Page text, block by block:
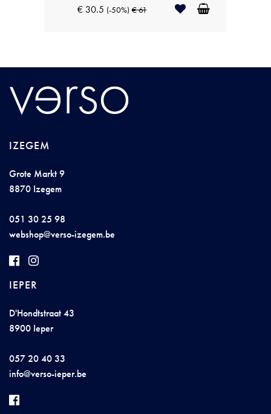
€ 30.5 (-50%) € 61
IZEGEM
Grote Markt 9
8870 Izegem
051 30 25 98
webshop@verso-izegem.be
IEPER
D'Hondtstraat 43
8900 Ieper
057 20 40 33
info@verso-ieper.be